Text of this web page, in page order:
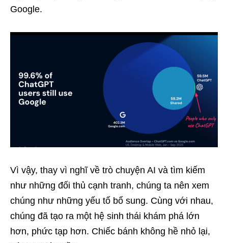
Google.
Vì vậy, thay vì nghĩ về trò chuyện AI và tìm kiếm
như những đối thủ cạnh tranh, chúng ta nên xem
chúng như những yếu tố bổ sung. Cùng với nhau,
chúng đã tạo ra một hệ sinh thái khám phá lớn
hơn, phức tạp hơn. Chiếc bánh không hề nhỏ lại,